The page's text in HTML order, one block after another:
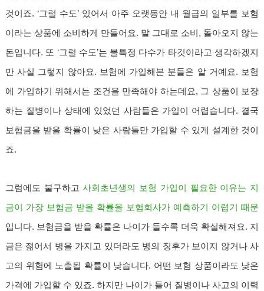
것이죠. ‘그럴 수도’ 있어서 아주 오랫동안 내 월급의 일부를 보험
이라는 상품에 소비하게 만들어요. 말 그대로 소비, 돌아오지 않는
돈입니다. 또 ‘그럴 수도’는 불특정 다수가 타깃이라고 생각하겠지
만 사실 그렇지 않아요. 보험에 가입해본 분들은 알 거예요. 보험
에 가입하기 위해서는 조건을 만족해야 하는데요, 그 상품이 보장
하는 질병이나 상태에 있었던 사람들은 가입이 어렵습니다. 결국
보험금을 받을 확률이 낮은 사람들만 가입할 수 있게 설계한 것이
죠.
그럼에도 불구하고사회초년생의 보험 가입이 필요한 이유는 지
금이 가장 보험금 받을 확률을 보험회사가 예측하기 어렵기 때문
입니다. 보험금을 받을 확률은 나이가 들수록 더욱 확실해져요. 지
금은 젊어서 병을 가지고 있더라도 병의 징후가 보이지 않거나 사
고의 위험에 노출될 확률이 낮습니다. 어떤 보험 상품이라도 낮은
가격에 가입할 수 있죠. 하지만 나이가 들어 질병이나 사고의 이력